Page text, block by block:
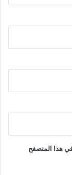
هذا المتصفح